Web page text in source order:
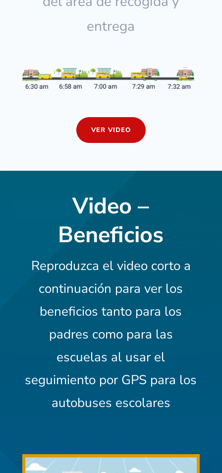
entrega
VER VIDEO
Video –
Beneficios
Reproduzca el video corto a
continuación para ver los
beneficios tanto para los
padres como para las
escuelas al usar el
seguimiento por GPS para los
autobuses escolares